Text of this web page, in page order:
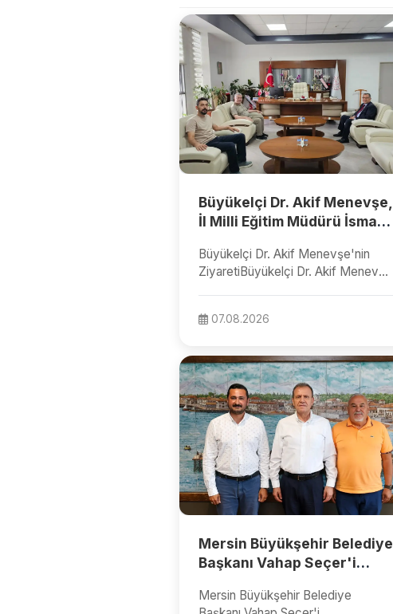
Büyükelçi Dr. Akif Menevşe,
İl Milli Eğitim Müdürü İsmail
Büyükelçi Dr. Akif Menevşe'nin
ZiyaretiBüyükelçi Dr. Akif Menevşe
07.08.2026
Mersin Büyükşehir Belediye
Başkanı Vahap Seçer'i
Açıklaması
Mersin Büyükşehir Belediye